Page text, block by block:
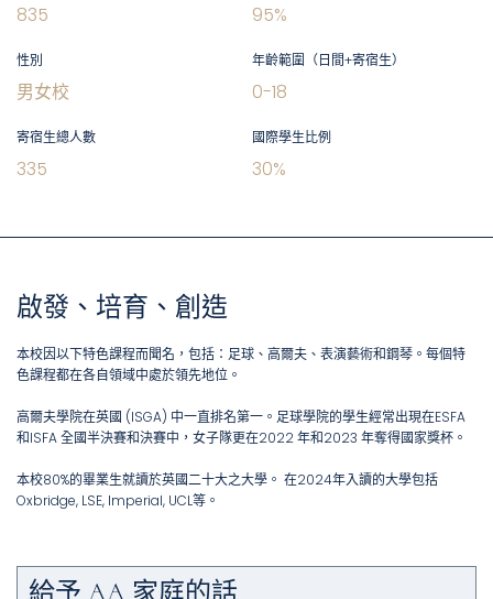
835 95%
性別
男女校
年齡範圍（日間+寄宿生）
0-18
寄宿生總人數
335
國際學生比例
30%
啟發、培育、創造
本校因以下特色課程而聞名，包括：足球、高爾夫、表演藝術和鋼琴。每個特
色課程都在各自領域中處於領先地位。
高爾夫學院在英國 (ISGA) 中一直排名第一。足球學院的學生經常出現在ESFA
和ISFA 全國半決賽和決賽中，女子隊更在2022 年和2023 年奪得國家獎杯。
本校80%的畢業生就讀於英國二十大之大學。 在2024年入讀的大學包括
Oxbridge, LSE, Imperial, UCL等。​